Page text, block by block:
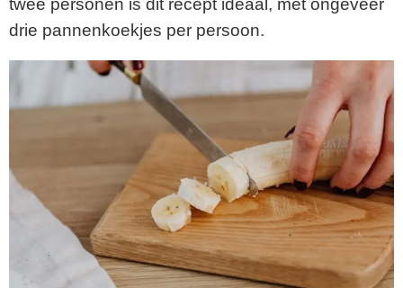
twee personen is dit recept ideaal, met ongeveer
drie pannenkoekjes per persoon.